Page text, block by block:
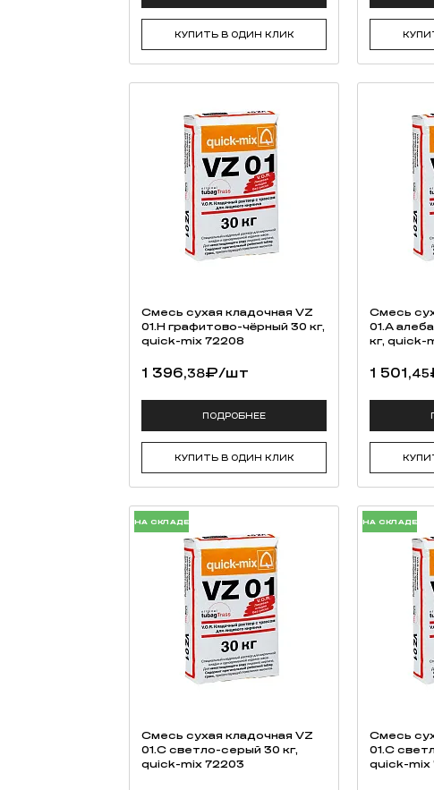
КУПИТЬ В ОДИН КЛИК
Смесь cухая кладочная VZ
01.H графитово-чёрный 30 кг,
quick-mix 72208
1 396,38₽/шт
ПОДРОБНЕЕ
КУПИТЬ В ОДИН КЛИК
Смесь
01.A
кг, quick-
1 501,45
НА СКЛАДЕ
Смесь cухая кладочная VZ
01.C светло-серый 30 кг,
quick-mix 72203
НА СКЛАДЕ
Смесь
01.C
quick-mix